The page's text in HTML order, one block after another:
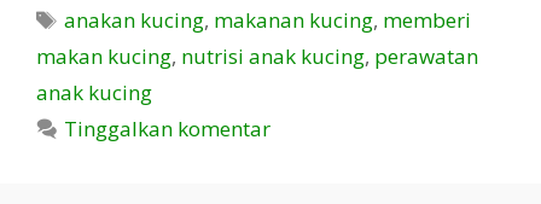
Tag
anakan kucing, makanan kucing, memberi
makan kucing, nutrisi anak kucing, perawatan
anak kucing
Tinggalkan komentar